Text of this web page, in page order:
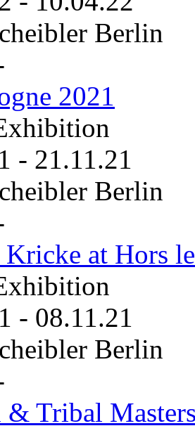
Berlin
2021
- 21.11.21
Berlin
at Hors
- 08.11.21
Berlin
Tribal